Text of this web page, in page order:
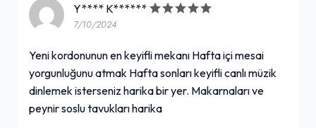
Y**** K******
7/10/2024
Yeni kordonunun en keyifli mekanı Hafta içi mesai
yorgunluğunu atmak Hafta sonları keyifli canlı müzik
dinlemek isterseniz harika bir yer. Makarnaları ve
peynir soslu tavukları harika